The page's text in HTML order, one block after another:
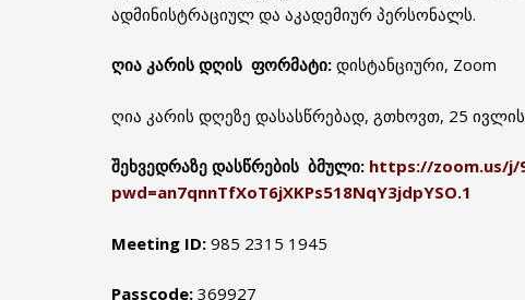
ადმინისტრაციულ და აკადემიურ პერსონალს.
ღია კარის დღის ფორმატი: დისტანციური, Zoom
ღია კარის დღეზე დასასწრებად, გთხოვთ, 25
შეხვედრაზე დასწრების ბმული: https://zoom.us/j/
pwd=an7qnnTfXoT6jXKPs518NqY3jdpYSO.1
Meeting ID: 985 2315 1945
Passcode: 369927